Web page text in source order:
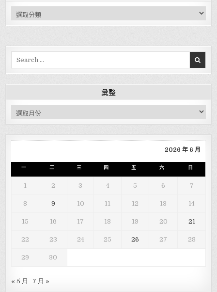
分類
Search for:
彙整
彙整
2026 年 6 月
一 二 三 四 五 六 日
1 2 3 4 5 6 7
8 9 10 11 12 13 14
15 16 17 18 19 20 21
22 23 24 25 26 27 28
29 30
« 5 月 7 月 »